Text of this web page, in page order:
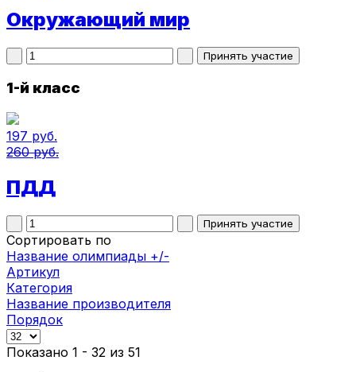
Окружающий мир
1-й класс
197 руб.
260 руб.
ПДД
Сортировать по
Название олимпиады +/-
Артикул
Категория
Название производителя
Порядок
Показано 1 - 32 из 51